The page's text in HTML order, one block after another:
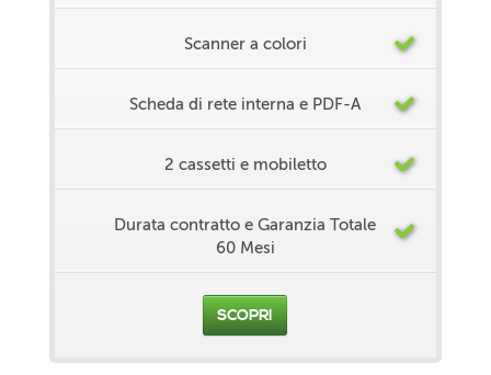
Scanner a colori
Scheda di rete interna e PDF-A
2 cassetti e mobiletto
Durata contratto e Garanzia Totale
60 Mesi
SCOPRI